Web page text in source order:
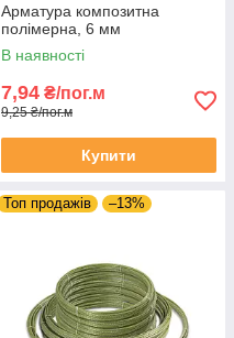
Арматура композитна
полімерна, 6 мм
В наявності
7,94 ₴/пог.м
9,25 ₴/пог.м
Купити
Топ продажів –13%